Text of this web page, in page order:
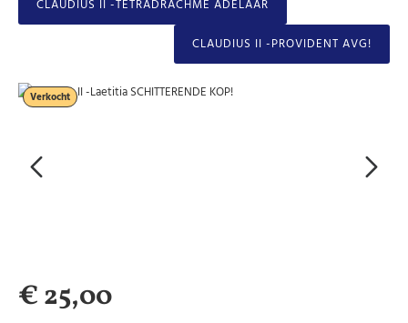
CLAUDIUS II -TETRADRACHME ADELAAR
CLAUDIUS II -PROVIDENT AVG!
Verkocht
€ 25,00